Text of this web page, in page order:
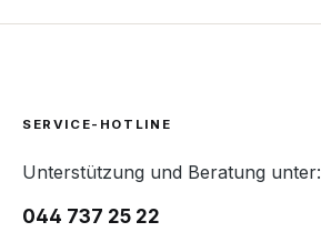
SERVICE-HOTLINE
Unterstützung und Beratung unter:
044 737 25 22